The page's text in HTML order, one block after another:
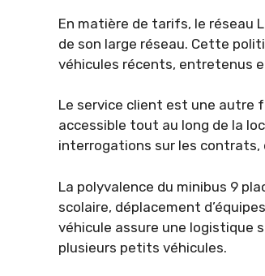
En matière de tarifs, le réseau
de son large réseau. Cette
véhicules récents, entretenus
Le service client est une autre
accessible tout au long de la
interrogations sur les contrats,
La polyvalence du minibus 9
scolaire, déplacement
véhicule assure une logistique
plusieurs petits véhicules.